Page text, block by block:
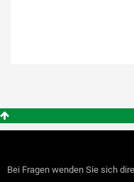
Bei Fragen wenden Sie sich